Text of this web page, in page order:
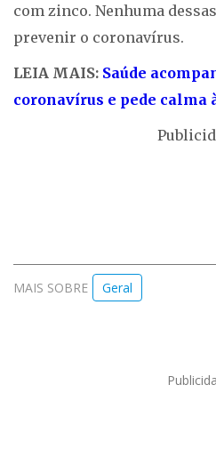
com zinco. Nenhuma
prevenir o coronavírus.
LEIA MAIS: Saúde
coronavírus e pede calma
MAIS SOBRE Geral